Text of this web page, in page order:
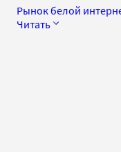
Рынок белой
Читать